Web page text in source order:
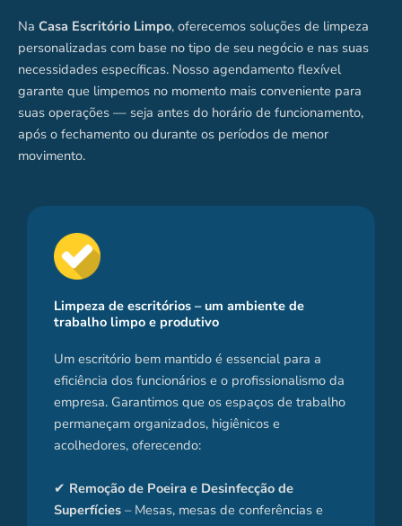
Na Casa Escritório Limpo, oferecemos soluções de limpeza
personalizadas com base no tipo de seu negócio e nas suas
necessidades específicas. Nosso agendamento flexível
garante que limpemos no momento mais conveniente para
suas operações — seja antes do horário de funcionamento,
após o fechamento ou durante os períodos de menor
movimento.
Limpeza de escritórios – um ambiente de
trabalho limpo e produtivo
Um escritório bem mantido é essencial para a
eficiência dos funcionários e o profissionalismo da
empresa. Garantimos que os espaços de trabalho
permaneçam organizados, higiênicos e
acolhedores, oferecendo:
✔ Remoção de Poeira e Desinfecção de
Superfícies – Mesas, mesas de conferências e